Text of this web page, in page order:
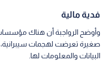
فدية مالية
وأوضح الرواجبة أن هناك
صغيرة تعرضت لهجمات سيبرانية،
البيانات والمعلومات لها.